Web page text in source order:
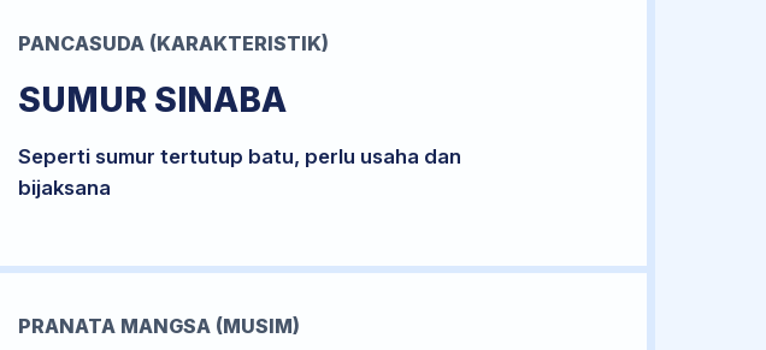
PANCASUDA (KARAKTERISTIK)
SUMUR SINABA
Seperti sumur tertutup batu, perlu usaha dan
bijaksana
PRANATA MANGSA (MUSIM)